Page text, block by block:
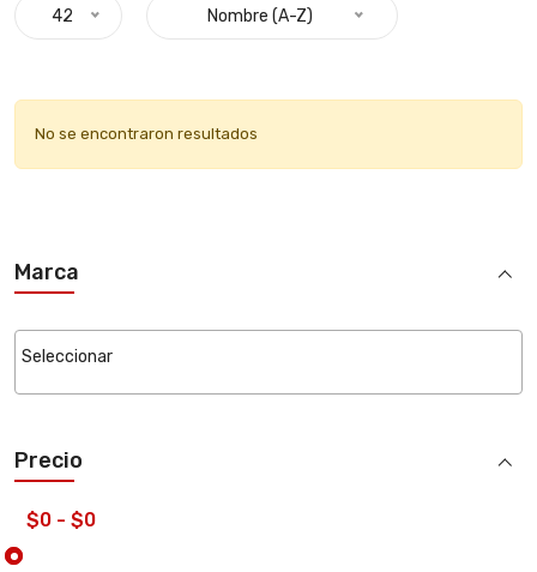
Marca
Precio
42 Nombre (A-Z)
No se encontraron resultados